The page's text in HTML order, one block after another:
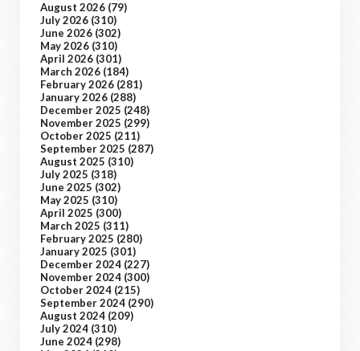
August 2026 (79)
July 2026 (310)
June 2026 (302)
May 2026 (310)
April 2026 (301)
March 2026 (184)
February 2026 (281)
January 2026 (288)
December 2025 (248)
November 2025 (299)
October 2025 (211)
September 2025 (287)
August 2025 (310)
July 2025 (318)
June 2025 (302)
May 2025 (310)
April 2025 (300)
March 2025 (311)
February 2025 (280)
January 2025 (301)
December 2024 (227)
November 2024 (300)
October 2024 (215)
September 2024 (290)
August 2024 (209)
July 2024 (310)
June 2024 (298)